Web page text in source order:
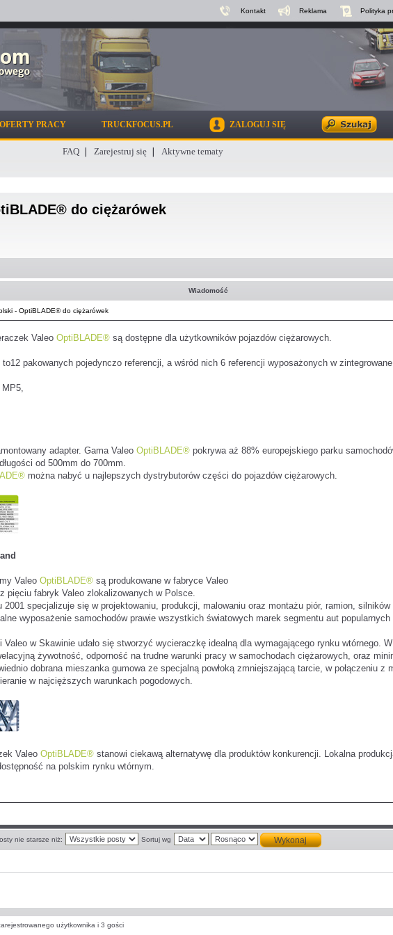
Kontakt Reklama Polityka
OFERTY PRACY TRUCKFOCUS.PL ZALOGUJ SIĘ
FAQ Zarejestruj się Aktywne tematy
do ciężarówek
Wiadomość
- OptiBLADE® do ciężarówek
ValeoOptiBLADE® są dostępne dla użytkowników pojazdów ciężarowych.
pakowanych pojedynczo referencji, a wśród nich 6 referencji wyposażonych w
adapter. Gama ValeoOptiBLADE® pokrywa aż 88% europejskiego parku
od 500mm do 700mm.
można nabyć u najlepszych dystrybutorów części do pojazdów ciężarowych.
ValeoOptiBLADE® są produkowane w fabryce Valeo
pięciu fabryk Valeo zlokalizowanych w Polsce.
2001 specjalizuje się w projektowaniu, produkcji, malowaniu oraz montażu piór, ramion,
wyposażenie samochodów prawie wszystkich światowych marek segmentu aut popularnych
Valeo w Skawinie udało się stworzyć wycieraczkę idealną dla wymagającego rynku wtórnego.
żywotność, odporność na trudne warunki pracy w samochodach ciężarowych, oraz
dobrana mieszanka gumowa ze specjalną powłoką zmniejszającą tarcie, w połączeniu z
w najcięższych warunkach pogodowych.
ValeoOptiBLADE® stanowi ciekawą alternatywę dla produktów konkurencji. Lokalna
na polskim rynku wtórnym.
nie starsze niż: Sortuj wg
użytkownika i 3 gości